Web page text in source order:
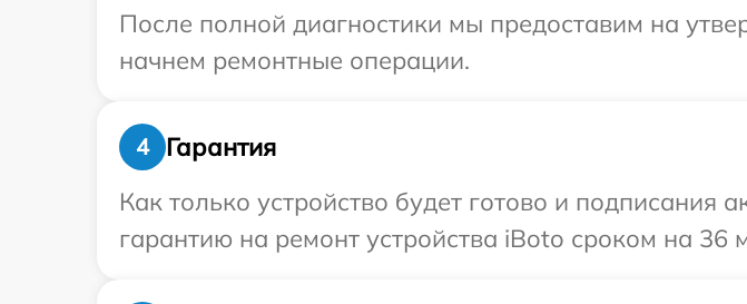
После полной диагностики мы предоставим на
начнем ремонтные операции.
4
Гарантия
Как только устройство будет готово и
гарантию на ремонт устройства iBoto сроком на 36